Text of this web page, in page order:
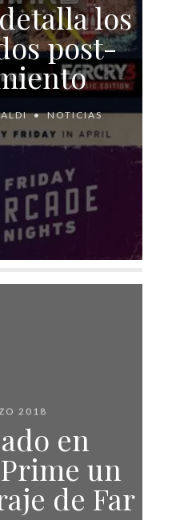
los
post-
NOTICIAS
2018
en
un
de Far